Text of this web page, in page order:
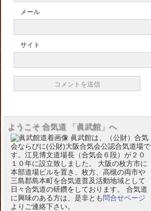
メール
サイト
ようこそ 合気道 「眞武館」へ
眞武館は、（公財）合気
会ならびに(公財)大阪合気会公認合気道場で
す。江見博文道場長（合気会６段）が２０
１０年に設立致しました。 大阪の枚方市に
本部道場ビルを置き、枚方、高槻の両市や
三島郡島本町を合気道普及活動地域として
日々合気道の研鑽をしております。 合気道
に興味のある方は、是非とも 問合せページ
よりご連絡下さい。